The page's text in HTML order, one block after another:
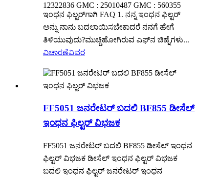
12322836 GMC : 25010487 GMC : 560355
ಇಂಧನ ಫಿಲ್ಟರ್‌ಗಾಗಿ FAQ 1. ನನ್ನ ಇಂಧನ ಫಿಲ್ಟರ್
ಅನ್ನು ನಾನು ಬದಲಾಯಿಸಬೇಕಾದರೆ ನನಗೆ ಹೇಗೆ
ತಿಳಿಯುವುದು?ಮುಚ್ಚಿಹೋಗಿರುವ ಎಫ್‌ನ ಚಿಹ್ನೆಗಳು...
ವಿಚಾರಣೆವಿವರ
FF5051 ಜನರೇಟರ್ ಬದಲಿ BF855 ಡೀಸೆಲ್
ಇಂಧನ ಫಿಲ್ಟರ್ ವಿಭಜಕ
FF5051 ಜನರೇಟರ್ ಬದಲಿ BF855 ಡೀಸೆಲ್ ಇಂಧನ
ಫಿಲ್ಟರ್ ವಿಭಜಕ ಡೀಸೆಲ್ ಇಂಧನ ಫಿಲ್ಟರ್ ವಿಭಜಕ
ಬದಲಿ ಇಂಧನ ಫಿಲ್ಟರ್ ಜನರೇಟರ್ ಇಂಧನ